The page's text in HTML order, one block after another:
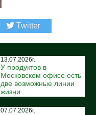
Twitter
13.07.2026г.
У продуктов в
Московском офисе есть
две возможные линии
жизни
07.07.2026г.